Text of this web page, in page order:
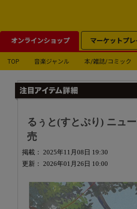
オンラインショップ マーケットプレ
TOP 音楽ジャンル 本/雑誌/コミック
るぅと(すとぷり) ニュ
売
掲載： 2025年11月08日 19:30
更新： 2026年01月26日 10:00